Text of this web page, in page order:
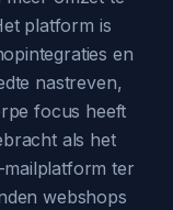
platform is
en
nastreven,
focus heeft
als het
mailplatform ter
webshops